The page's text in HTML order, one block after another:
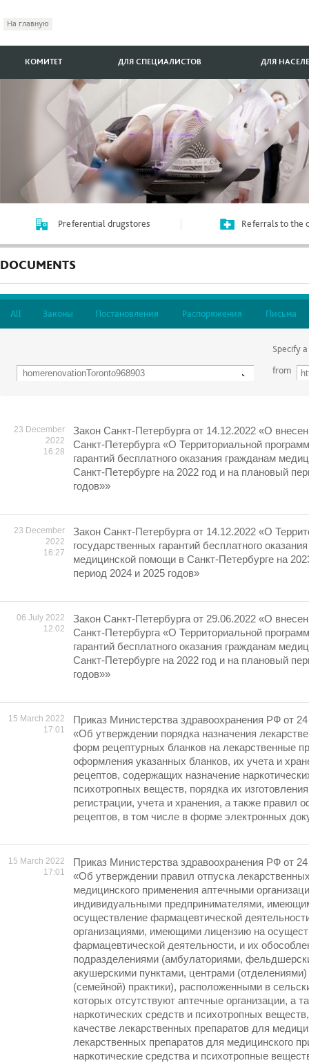
На главную
КОМИТЕТ ДЛЯ СПЕЦИАЛИСТОВ ДЛЯ
Preferential drugstores Referrals to the
DOCUMENTS
All Законы Постановления Распоряжения Письма
Specify
from
23 December
2022
16:28
Закон Санкт-Петербурга от 14.12.2022 «О
Санкт-Петербурга «О Территориальной
гарантий бесплатного оказания гражданам
Санкт-Петербурге на 2022 год и на плановый
годов»»
23 December
2022
16:27
Закон Санкт-Петербурга от 14.12.2022 «О
государственных гарантий бесплатного
медицинской помощи в Санкт-Петербурге на
период 2024 и 2025 годов»
06 July 2022
12:02
Закон Санкт-Петербурга от 29.06.2022 «О
Санкт-Петербурга «О Территориальной
гарантий бесплатного оказания гражданам
Санкт-Петербурге на 2022 год и на плановый
годов»»
15 March 2022
17:01
Приказ Министерства здравоохранения РФ от 24
«Об утверждении порядка назначения
форм рецептурных бланков на лекарственные
оформления указанных бланков, их учета и
рецептов, содержащих назначение
психотропных веществ, порядка их
регистрации, учета и хранения, а также правил
рецептов, в том числе в форме электронных
15 March 2022
17:01
Приказ Министерства здравоохранения РФ от 24
«Об утверждении правил отпуска
медицинского применения аптечными
индивидуальными предпринимателями,
осуществление фармацевтической
организациями, имеющими лицензию на
фармацевтической деятельности, и их
подразделениями (амбулаториями,
акушерскими пунктами, центрами
(семейной) практики), расположенными в
которых отсутствуют аптечные организации, а
наркотических средств и психотропных
качестве лекарственных препаратов для
лекарственных препаратов для медицинского
наркотические средства и психотропные